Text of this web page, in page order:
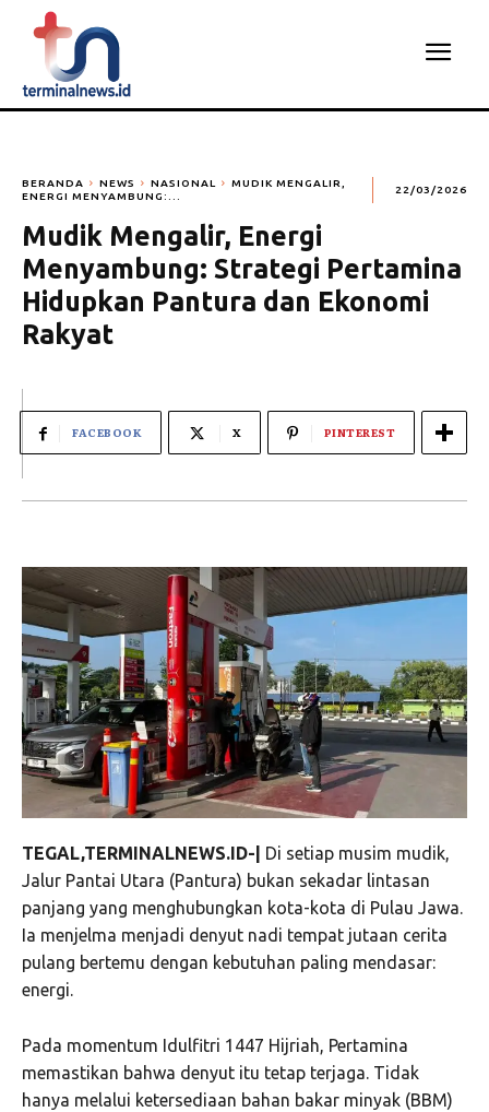
BERANDA NEWS NASIONAL
MUDIK MENGALIR,
ENERGI MENYAMBUNG:...
22/03/2026
Mudik Mengalir, Energi
Menyambung: Strategi Pertamina
Hidupkan Pantura dan Ekonomi
Rakyat
FACEBOOK X PINTEREST
TEGAL,TERMINALNEWS.ID-| Di setiap musim mudik,
Jalur Pantai Utara (Pantura) bukan sekadar lintasan
panjang yang menghubungkan kota-kota di Pulau Jawa.
Ia menjelma menjadi denyut nadi tempat jutaan cerita
pulang bertemu dengan kebutuhan paling mendasar:
energi.
Pada momentum Idulfitri 1447 Hijriah, Pertamina
memastikan bahwa denyut itu tetap terjaga. Tidak
hanya melalui ketersediaan bahan bakar minyak (BBM)